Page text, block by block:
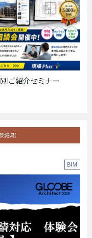
ご紹介セミナー
城県）
BIM